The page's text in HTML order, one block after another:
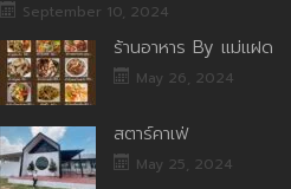
September 10, 2024
ร้านอาหาร By แม่แฝด
May 26, 2024
สตาร์คาเฟ่
May 25, 2024